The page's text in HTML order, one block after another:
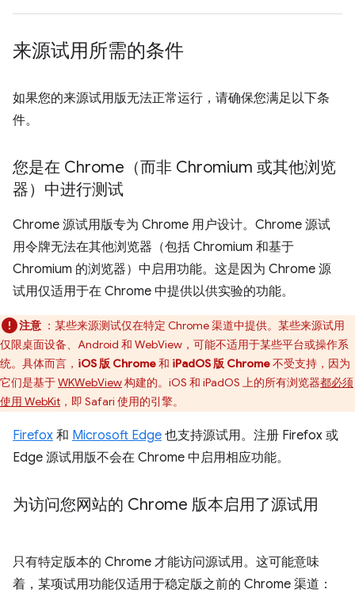
来源试用所需的条件
如果您的来源试用版无法正常运行，请确保您满足以下条
件。
您是在 Chrome（而非 Chromium 或其他浏览
器）中进行测试
Chrome 源试用版专为 Chrome 用户设计。Chrome 源试
用令牌无法在其他浏览器（包括 Chromium 和基于
Chromium 的浏览器）中启用功能。这是因为 Chrome 源
试用仅适用于在 Chrome 中提供以供实验的功能。
注意 ：某些来源测试仅在特定 Chrome 渠道中提供。某些来源试用
仅限桌面设备、Android 和 WebView，可能不适用于某些平台或操作系
统。具体而言， iOS 版 Chrome和 iPadOS 版 Chrome不受支持，因为
它们是基于WKWebView构建的。iOS 和 iPadOS 上的所有浏览器都必须
使用 WebKit ，即 Safari 使用的引擎。
Firefox 和 Microsoft Edge 也支持源试用。注册 Firefox 或
Edge 源试用版不会在 Chrome 中启用相应功能。
为访问您网站的 Chrome 版本启用了源试用
只有特定版本的 Chrome 才能访问源试用。这可能意味
着，某项试用功能仅适用于稳定版之前的 Chrome 渠道：